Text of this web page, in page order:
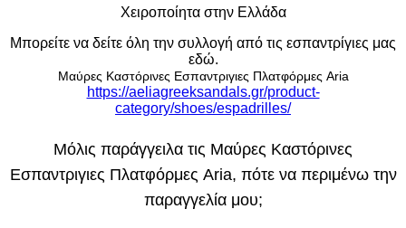
Χειροποίητα στην Ελλάδα
Μπορείτε να δείτε όλη την συλλογή από τις εσπαντρίγιες μας
εδώ.
Μαύρες Καστόρινες Εσπαντριγιες Πλατφόρμες Aria
https://aeliagreeksandals.gr/product-
category/shoes/espadrilles/
Μόλις παράγγειλα τις Μαύρες Καστόρινες
Εσπαντριγιες Πλατφόρμες Aria, πότε να περιμένω την
παραγγελία μου;